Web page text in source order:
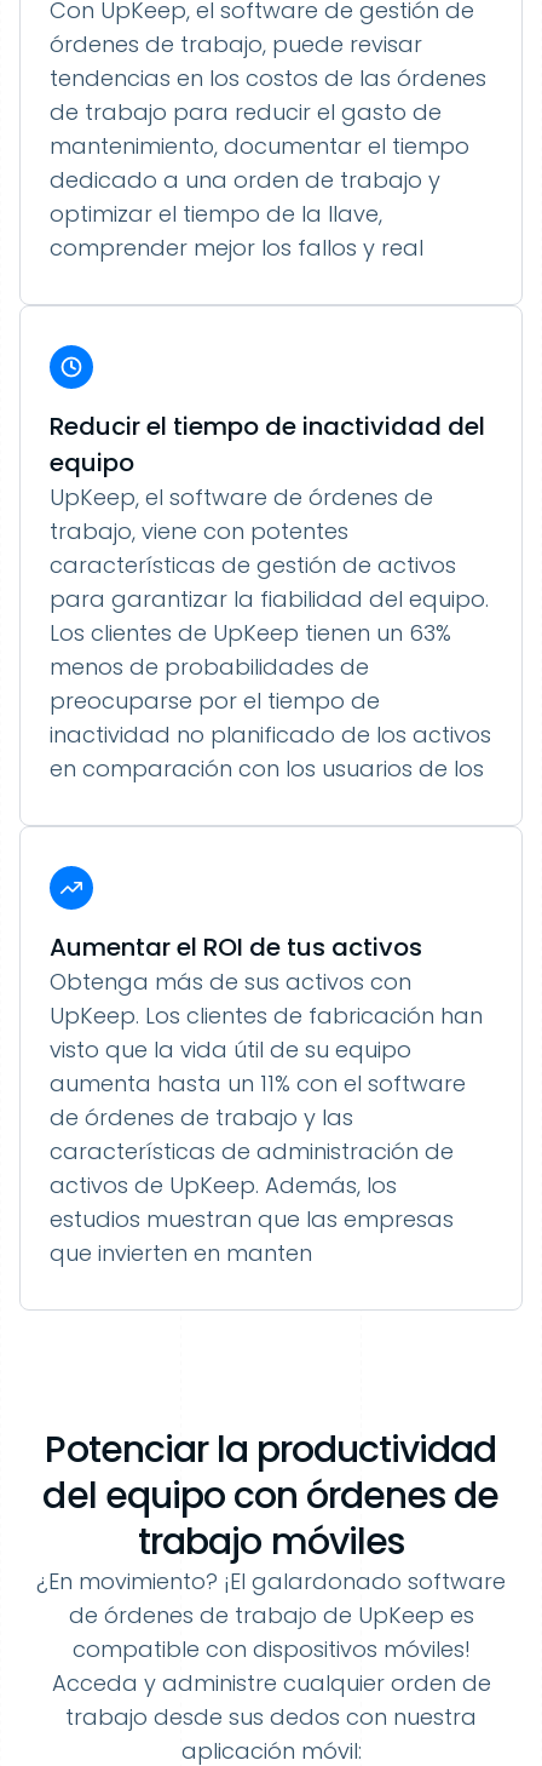
Con UpKeep, el software de gestión de
órdenes de trabajo, puede revisar
tendencias en los costos de las órdenes
de trabajo para reducir el gasto de
mantenimiento, documentar el tiempo
dedicado a una orden de trabajo y
optimizar el tiempo de la llave,
comprender mejor los fallos y real
Reducir el tiempo de inactividad del
equipo
UpKeep, el software de órdenes de
trabajo, viene con potentes
características de gestión de activos
para garantizar la fiabilidad del equipo.
Los clientes de UpKeep tienen un 63%
menos de probabilidades de
preocuparse por el tiempo de
inactividad no planificado de los activos
en comparación con los usuarios de los
Aumentar el ROI de tus activos
Obtenga más de sus activos con
UpKeep. Los clientes de fabricación han
visto que la vida útil de su equipo
aumenta hasta un 11% con el software
de órdenes de trabajo y las
características de administración de
activos de UpKeep. Además, los
estudios muestran que las empresas
que invierten en manten
Potenciar la productividad
del equipo con órdenes de
trabajo móviles
¿En movimiento? ¡El galardonado software
de órdenes de trabajo de UpKeep es
compatible con dispositivos móviles!
Acceda y administre cualquier orden de
trabajo desde sus dedos con nuestra
aplicación móvil: